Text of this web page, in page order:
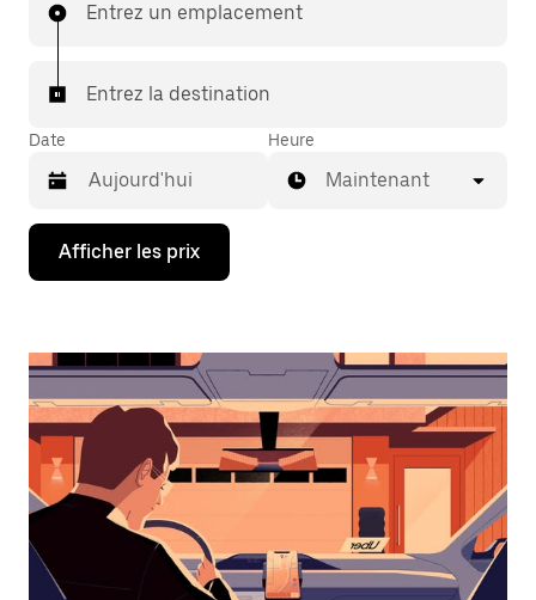
Entrez un emplacement
Entrez la destination
Date
Appuyez
la
bas
interagir
avec
calendrier
et
sélectionner
une
date.
Appuyez
Heure
Maintenant
Afficher les prix